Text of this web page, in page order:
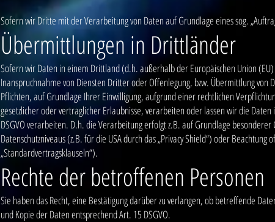
Sofern wir Dritte mit der Verarbeitung von Daten auf Grundlage eines sog.
Übermittlungen in Drittländer
Sofern wir Daten in einem Drittland (d.h. außerhalb der Europäischen Union
Inanspruchnahme von Diensten Dritter oder Offenlegung, bzw. Übermittlung
Pflichten, auf Grundlage Ihrer Einwilligung, aufgrund einer rechtlichen
gesetzlicher oder vertraglicher Erlaubnisse, verarbeiten oder lassen wir die
DSGVO verarbeiten. D.h. die Verarbeitung erfolgt z.B. auf Grundlage
Datenschutzniveaus (z.B. für die USA durch das „Privacy Shield“) oder
„Standardvertragsklauseln“).
Rechte der betroffenen Personen
Sie haben das Recht, eine Bestätigung darüber zu verlangen, ob betreffende
und Kopie der Daten entsprechend Art. 15 DSGVO.